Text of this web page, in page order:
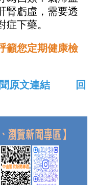
腎虧虛，需要透
下藥。
籲您定期健康檢
原文連結
回